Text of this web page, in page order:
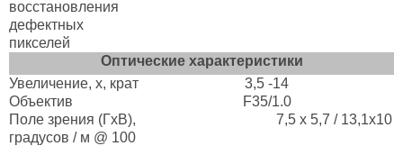
восстановления
дефектных
пикселей
Оптические характеристики
Увеличение, х, крат
3,5 -14
Объектив
F35/1.0
Поле зрения (ГхВ),
градусов / м @ 100
7,5 х 5,7 / 13,1x10